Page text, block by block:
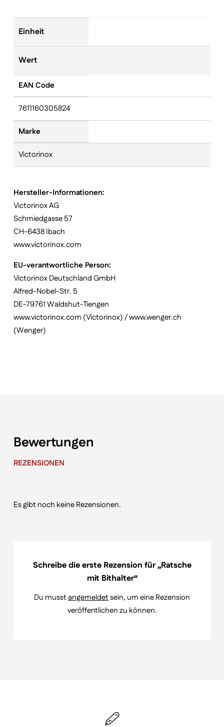
Einheit
Wert
EAN Code
7611160305824
Marke
Victorinox
Hersteller-Informationen:
Victorinox AG
Schmiedgasse 57
CH-6438 Ibach
www.victorinox.com
EU-verantwortliche Person:
Victorinox Deutschland GmbH
Alfred-Nobel-Str. 5
DE-79761 Waldshut-Tiengen
www.victorinox.com (Victorinox) / www.wenger.ch
(Wenger)
Bewertungen
REZENSIONEN
Es gibt noch keine Rezensionen.
Schreibe die erste Rezension für „Ratsche
mit Bithalter“
Du musstangemeldetsein, um eine Rezension
veröffentlichen zu können.